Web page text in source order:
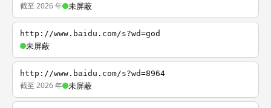
截至 2026 年 未屏蔽
http://www.baidu.com/s?wd=god
未屏蔽
http://www.baidu.com/s?wd=8964
截至 2026 年 未屏蔽